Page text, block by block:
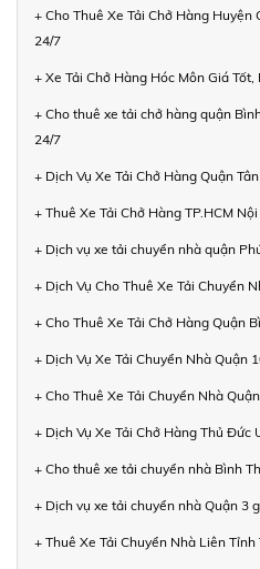
+ Cho Thuê Xe Tải Chở Hàng Huyện
24/7
+ Xe Tải Chở Hàng Hóc Môn Giá Tốt,
+ Cho thuê xe tải chở hàng quận
24/7
+ Dịch Vụ Xe Tải Chở Hàng Quận
+ Thuê Xe Tải Chở Hàng TP.HCM
+ Dịch vụ xe tải chuyển nhà quận
+ Dịch Vụ Cho Thuê Xe Tải Chuyển
+ Cho Thuê Xe Tải Chở Hàng Quận
+ Dịch Vụ Xe Tải Chuyển Nhà Quận
+ Cho Thuê Xe Tải Chuyển Nhà
+ Dịch Vụ Xe Tải Chở Hàng Thủ Đức
+ Cho thuê xe tải chuyển nhà Bình
+ Dịch vụ xe tải chuyển nhà Quận 3
+ Thuê Xe Tải Chuyển Nhà Liên Tỉnh